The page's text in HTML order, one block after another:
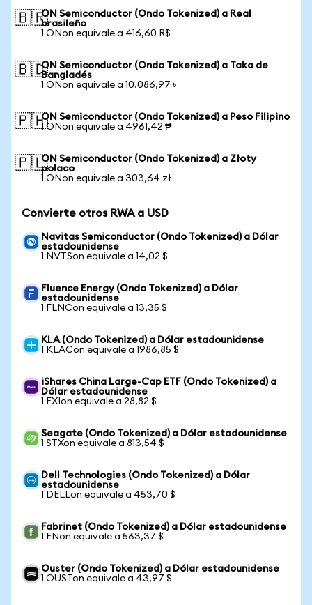
🇧🇷ON Semiconductor (Ondo Tokenized) a Real
brasileño
1 ONon equivale a 416,60 R$
🇧🇩ON Semiconductor (Ondo Tokenized) a Taka de
Bangladés
1 ONon equivale a 10.086,97 ৳
🇵🇭ON Semiconductor (Ondo Tokenized) a Peso Filipino
1 ONon equivale a 4961,42 ₱
🇵🇱ON Semiconductor (Ondo Tokenized) a Złoty
polaco
1 ONon equivale a 303,64 zł
Convierte otros RWA a USD
Navitas Semiconductor (Ondo Tokenized) a Dólar
estadounidense
1 NVTSon equivale a 14,02 $
Fluence Energy (Ondo Tokenized) a Dólar
estadounidense
1 FLNCon equivale a 13,35 $
KLA (Ondo Tokenized) a Dólar estadounidense
1 KLACon equivale a 1986,85 $
iShares China Large-Cap ETF (Ondo Tokenized) a
Dólar estadounidense
1 FXIon equivale a 28,82 $
Seagate (Ondo Tokenized) a Dólar estadounidense
1 STXon equivale a 813,54 $
Dell Technologies (Ondo Tokenized) a Dólar
estadounidense
1 DELLon equivale a 453,70 $
Fabrinet (Ondo Tokenized) a Dólar estadounidense
1 FNon equivale a 563,37 $
Ouster (Ondo Tokenized) a Dólar estadounidense
1 OUSTon equivale a 43,97 $